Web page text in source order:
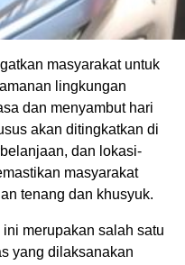
masyarakat untuk
lingkungan
dan menyambut hari
akan ditingkatkan di
dan lokasi-
masyarakat
tenang dan khusyuk.
merupakan salah satu
yang dilaksanakan